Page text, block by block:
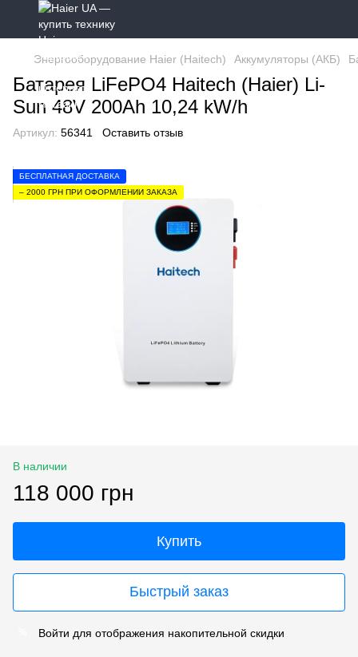
Энергооборудование Haier (Haitech) Аккумуляторы (АКБ)
Батарея LiFePO4 Haitech (Haier) Li-
Sun 48V 200Ah 10,24 kW/h
Артикул: 56341 Оставить отзыв
БЕСПЛАТНАЯ ДОСТАВКА
– 2000 ГРН ПРИ ОФОРМЛЕНИИ ЗАКАЗА
В наличии
118 000 грн
Купить
Быстрый заказ
Войти для отображения накопительной скидки